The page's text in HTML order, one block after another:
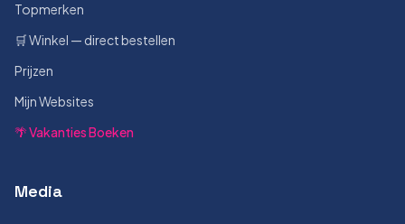
Topmerken
🛒 Winkel — direct bestellen
Prijzen
Mijn Websites
🌴 Vakanties Boeken
Media